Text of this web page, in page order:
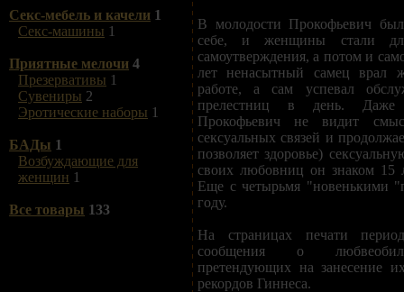
Секс-мебель и качели 1
Секс-машины 1
Приятные мелочи 4
Презервативы 1
Сувениры 2
Эротические наборы 1
БАДы 1
Возбуждающие для
женщин 1
Все товары 133
В молодости Прокофьевич
себе, и женщины стали
самоутверждения, а потом и
лет ненасытный самец врал
работе, а сам успевал
прелестниц в день. Даже
Прокофьевич не видит
сексуальных связей и
позволяет здоровье)
своих любовниц он знаком 15
Еще с четырьмя "новенькими
году.
На страницах печати
сообщения о
претендующих на занесение
рекордов Гиннеса.